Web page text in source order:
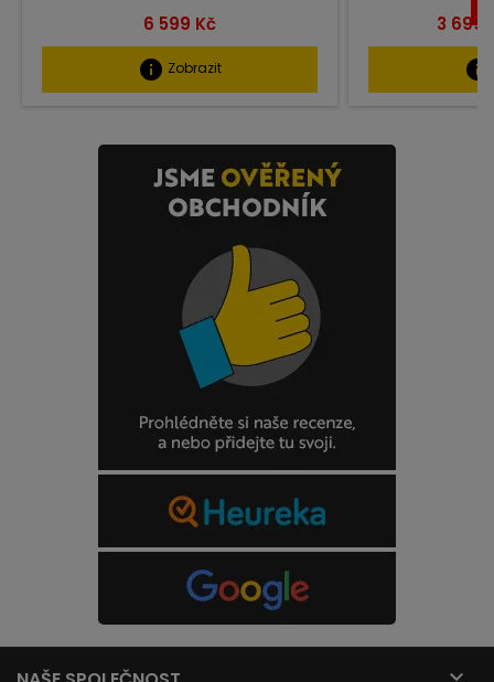
Cena
6 599 Kč
info Zobrazit
Cena
3 699
info